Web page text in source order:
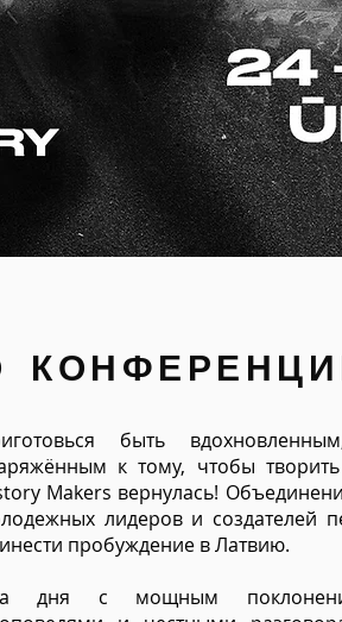
быть
к тому, чтобы
Makers вернулась!
лидеров и создателей
пробуждение в Латвию.
дня с мощным